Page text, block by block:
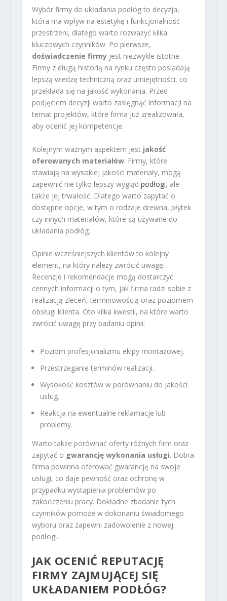
Wybór firmy do układania podłóg to decyzja,
która ma wpływ na estetykę i funkcjonalność
przestrzeni, dlatego warto rozważyć kilka
kluczowych czynników. Po pierwsze,
doświadczenie firmyjest niezwykle istotne.
Firmy z długą historią na rynku często posiadają
lepszą wiedzę techniczną oraz umiejętności, co
przekłada się na jakość wykonania. Przed
podjęciem decyzji warto zasięgnąć informacji na
temat projektów, które firma już zrealizowała,
aby ocenić jej kompetencje.
Kolejnym ważnym aspektem jest jakość
oferowanych materiałów. Firmy, które
stawiają na wysokiej jakości materiały, mogą
zapewnić nie tylko lepszy wygląd podłogi, ale
także jej trwałość. Dlatego warto zapytać o
dostępne opcje, w tym o rodzaje drewna, płytek
czy innych materiałów, które są używane do
układania podłóg.
Opinie wcześniejszych klientów to kolejny
element, na który należy zwrócić uwagę.
Recenzje i rekomendacje mogą dostarczyć
cennych informacji o tym, jak firma radzi sobie z
realizacją zleceń, terminowością oraz poziomem
obsługi klienta. Oto kilka kwestii, na które warto
zwrócić uwagę przy badaniu opinii:
Poziom profesjonalizmu ekipy montażowej.
Przestrzeganie terminów realizacji.
Wysokość kosztów w porównaniu do jakości
usług.
Reakcja na ewentualne reklamacje lub
problemy.
Warto także porównać oferty różnych firm oraz
zapytać o gwarancję wykonania usługi. Dobra
firma powinna oferować gwarancję na swoje
usługi, co daje pewność oraz ochronę w
przypadku wystąpienia problemów po
zakończeniu pracy. Dokładne zbadanie tych
czynników pomoże w dokonaniu świadomego
wyboru oraz zapewni zadowolenie z nowej
podłogi.
JAK OCENIĆ REPUTACJĘ
FIRMY ZAJMUJĄCEJ SIĘ
UKŁADANIEM PODŁÓG?